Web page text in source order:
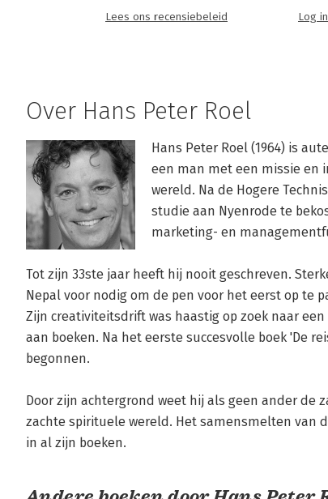
Lees ons recensiebeleid Log
Over Hans Peter Roel
Hans Peter Roel (1964) is
een man met een missie en
wereld. Na de Hogere
studie aan Nyenrode te
marketing- en
Tot zijn 33ste jaar heeft hij nooit geschreven.
Nepal voor nodig om de pen voor het eerst op te
Zijn creativiteitsdrift was haastig op zoek naar
aan boeken. Na het eerste succesvolle boek 'De
begonnen.
Door zijn achtergrond weet hij als geen ander de
zachte spirituele wereld. Het samensmelten van
in al zijn boeken.